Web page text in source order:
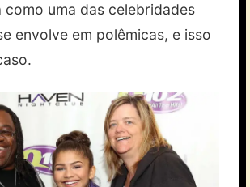
como uma das celebridades
envolve em polêmicas, e isso